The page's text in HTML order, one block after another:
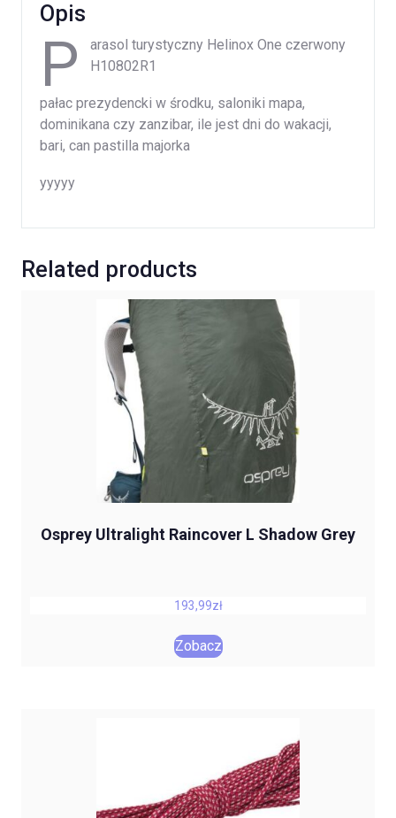
Opis
P
arasol turystyczny Helinox One czerwony
H10802R1
pałac prezydencki w środku, saloniki mapa,
dominikana czy zanzibar, ile jest dni do wakacji,
bari, can pastilla majorka
yyyyy
Related products
Osprey Ultralight Raincover L Shadow Grey
193,99zł
Zobacz